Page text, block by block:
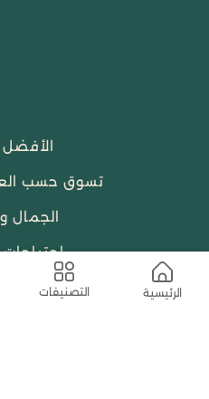
الرئيسية التصنيفات
الأفضل
تسوق حسب
الجمال
احتياجات